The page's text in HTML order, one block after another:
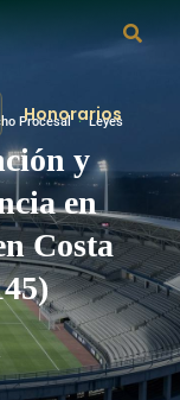
Honorarios
Procesal·Leyes
y
en
Costa